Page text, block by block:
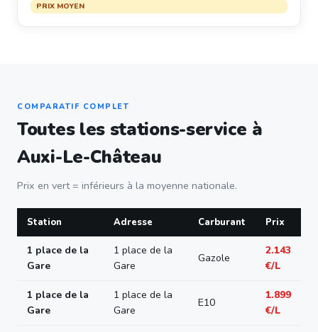
PRIX MOYEN
COMPARATIF COMPLET
Toutes les stations-service à
Auxi-Le-Château
Prix en vert = inférieurs à la moyenne nationale.
Station Adresse Carburant Prix
1 place de la
Gare
1 place de la
Gare
Gazole
2.143
€/L
1 place de la
Gare
1 place de la
Gare
E10
1.899
€/L